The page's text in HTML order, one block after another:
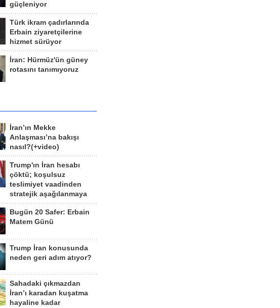
güçleniyor
Türk ikram çadırlarında
Erbain ziyaretçilerine
hizmet sürüyor
İran: Hürmüz'ün güney
rotasını tanımıyoruz
İran’ın Mekke
Anlaşması’na bakışı
nasıl?(+video)
Trump'ın İran hesabı
çöktü; koşulsuz
teslimiyet vaadinden
stratejik aşağılanmaya
Bugün 20 Safer: Erbain
Matem Günü
Trump İran konusunda
neden geri adım atıyor?
Sahadaki çıkmazdan
İran’ı karadan kuşatma
hayaline kadar